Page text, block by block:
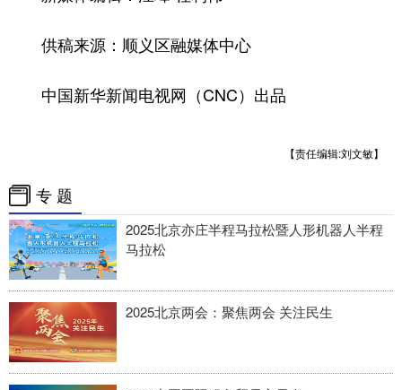
供稿来源：顺义区融媒体中心
中国新华新闻电视网（CNC）出品
【责任编辑:刘文敏】
专 题
2025北京亦庄半程马拉松暨人形机器人半程
马拉松
2025北京两会：聚焦两会 关注民生